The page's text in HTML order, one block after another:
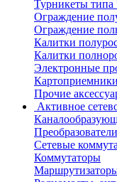
Турникеты типа
Ограждение
Ограждение
Калитки
Калитки
Электронные
Картоприемники
Прочие
Активное
Сетевые
Коммутаторы